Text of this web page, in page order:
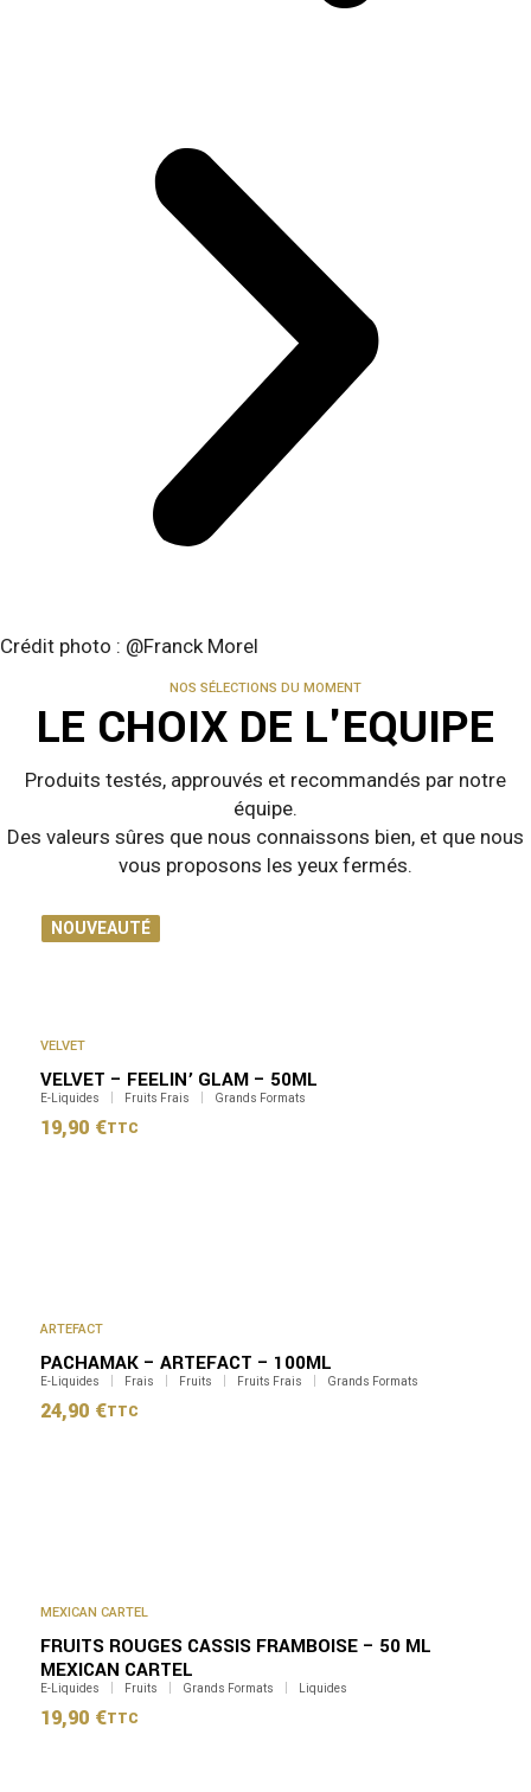
Crédit photo : @Franck Morel
NOS SÉLECTIONS DU MOMENT
LE CHOIX DE L'EQUIPE
Produits testés, approuvés et recommandés par notre
équipe.
Des valeurs sûres que nous connaissons bien, et que nous
vous proposons les yeux fermés.
PROMO
NOUVEAUTÉ
VELVET
VELVET – FEELIN’ GLAM – 50ML
E-Liquides Fruits Frais Grands Formats
19,90 €TTC
ARTEFACT
PACHAMAK – ARTEFACT – 100ML
E-Liquides Frais Fruits Fruits Frais Grands Formats
24,90 €TTC
MEXICAN CARTEL
FRUITS ROUGES CASSIS FRAMBOISE – 50 ML
MEXICAN CARTEL
E-Liquides Fruits Grands Formats Liquides
19,90 €TTC